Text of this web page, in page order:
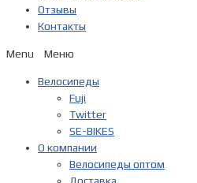
Отзывы
Контакты
Menu
Велосипеды
Fuji
Twitter
SE-BIKES
О компании
Велосипеды оптом
Доставка